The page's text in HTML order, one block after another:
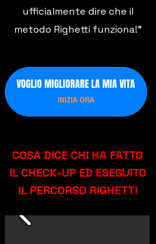
ufficialmente dire che il
metodo Righetti funziona!"
VOGLIO MIGLIORARE LA MIA VITA
INIZIA ORA
COSA DICE CHI HA FATTO
IL CHECK-UP ED ESEGUITO
IL PERCORSO RIGHETTI